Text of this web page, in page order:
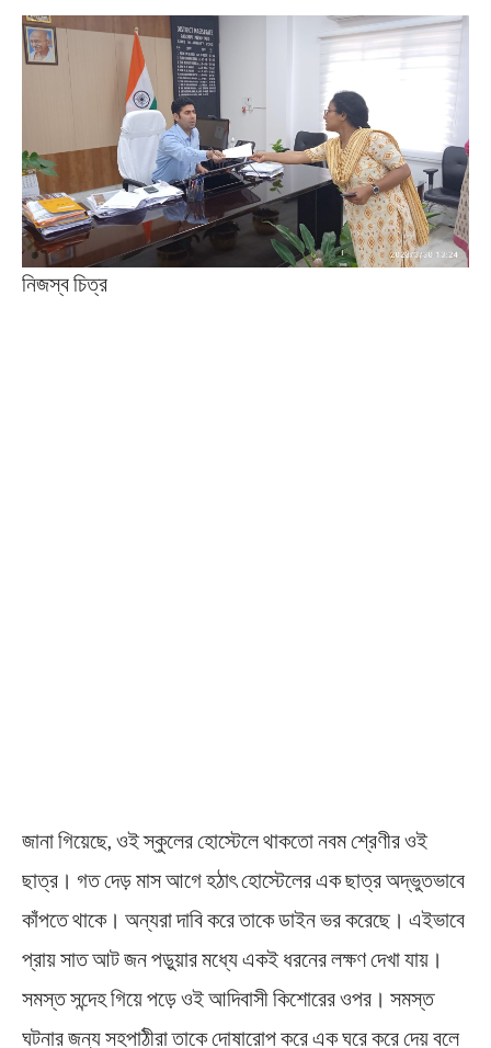
নিজস্ব চিত্র
জানা গিয়েছে, ওই স্কুলের হোস্টেলে থাকতো নবম শ্রেণীর ওই
ছাত্র। গত দেড় মাস আগে হঠাৎ হোস্টেলের এক ছাত্র অদ্ভুতভাবে
কাঁপতে থাকে। অন্যরা দাবি করে তাকে ডাইন ভর করেছে। এইভাবে
প্রায় সাত আট জন পড়ুয়ার মধ্যে একই ধরনের লক্ষণ দেখা যায়।
সমস্ত সন্দেহ গিয়ে পড়ে ওই আদিবাসী কিশোরের ওপর। সমস্ত
ঘটনার জন্য সহপাঠীরা তাকে দোষারোপ করে এক ঘরে করে দেয় বলে